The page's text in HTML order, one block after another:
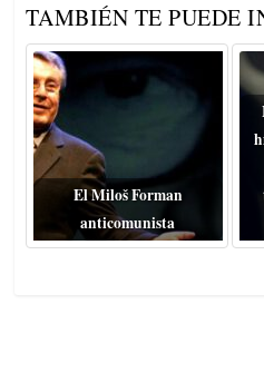
TAMBIÉN TE PUEDE
El Miloš Forman
anticomunista